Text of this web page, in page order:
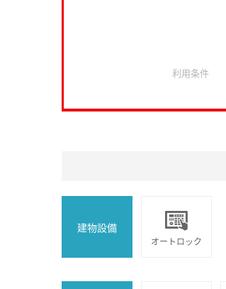
利用条件
建物設備
オートロック